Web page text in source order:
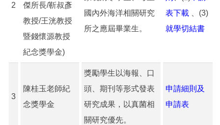
2
傑所長/靳叔彥
教授/王洸教授
暨錢懷源教授
紀念獎學金)
國內外海洋相關研究
所之應屆畢業生。
表下載 、(3)
就學切結書
3
陳桂玉老師紀
念獎學金
獎勵學生以海報、口
頭、期刊等形式發表
研究成果，以真菌相
關研究優先。
申請細則及
申請表